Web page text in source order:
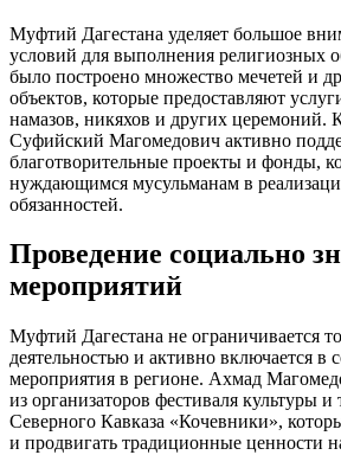
Муфтий Дагестана уделяет большое
условий для выполнения религиозных
было построено множество мечетей и
объектов, которые предоставляют
намазов, никяхов и других церемоний.
Суфийский Магомедович активно
благотворительные проекты и фонды,
нуждающимся мусульманам в
обязанностей.
Проведение социально
мероприятий
Муфтий Дагестана не ограничивается
деятельностью и активно включается в
мероприятия в регионе. Ахмад
из организаторов фестиваля культуры
Северного Кавказа «Кочевники»,
и продвигать традиционные ценности